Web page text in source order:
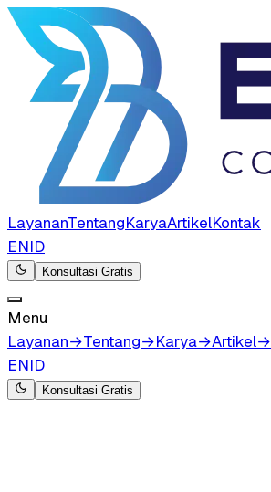
LayananTentangKaryaArtikelKontak
ENID
Konsultasi Gratis
Menu
Layanan→Tentang→Karya→Artikel→
ENID
Konsultasi Gratis